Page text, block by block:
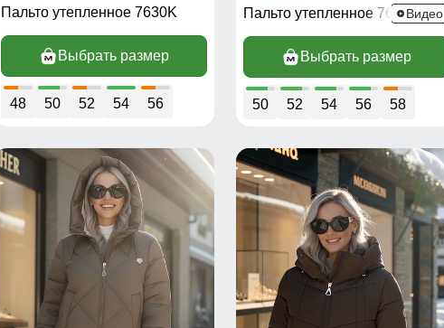
Пальто утепленное 7630K
Выбрать размер
48 50 52 54 56
Пальто утепленное 7699KВидео
Выбрать размер
50 52 54 56 58